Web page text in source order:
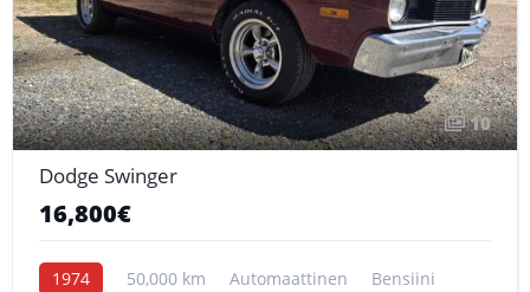
10
Dodge Swinger
16,800€
1974 50,000 km Automaattinen Bensiini